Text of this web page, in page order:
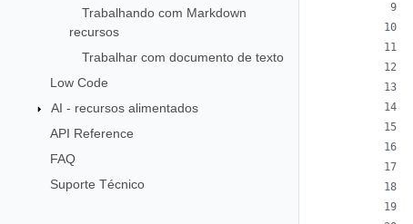
Trabalhando com Markdown
recursos
Trabalhar com documento de texto
Low Code
AI - recursos alimentados
API Reference
FAQ
Suporte Técnico